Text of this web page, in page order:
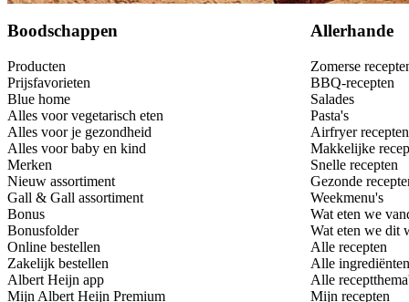
Boodschappen
Producten
Prijsfavorieten
Blue home
Alles voor vegetarisch eten
Alles voor je gezondheid
Alles voor baby en kind
Merken
Nieuw assortiment
Gall & Gall assortiment
Bonus
Bonusfolder
Online bestellen
Zakelijk bestellen
Albert Heijn app
Mijn Albert Heijn Premium
Allerhande
Zomerse
BBQ-recepten
Salades
Pasta's
Airfryer recepten
Makkelijke
Snelle recepten
Gezonde
Weekmenu's
Wat eten we
Wat eten we dit
Alle recepten
Alle ingrediënten
Alle
Mijn recepten